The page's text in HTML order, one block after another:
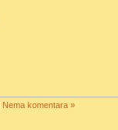
Nema komentara »